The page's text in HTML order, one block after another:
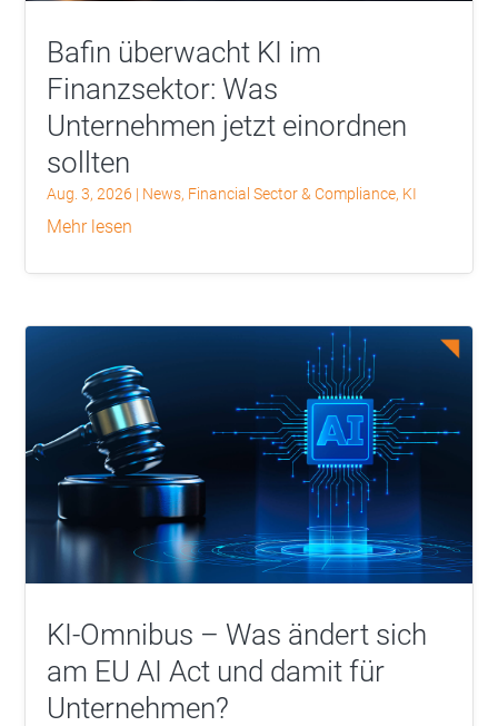
Bafin überwacht KI im
Finanzsektor: Was
Unternehmen jetzt einordnen
sollten
Aug. 3, 2026 | News, Financial Sector & Compliance, KI
mehr lesen
KI-Omnibus – Was ändert sich
am EU AI Act und damit für
Unternehmen?